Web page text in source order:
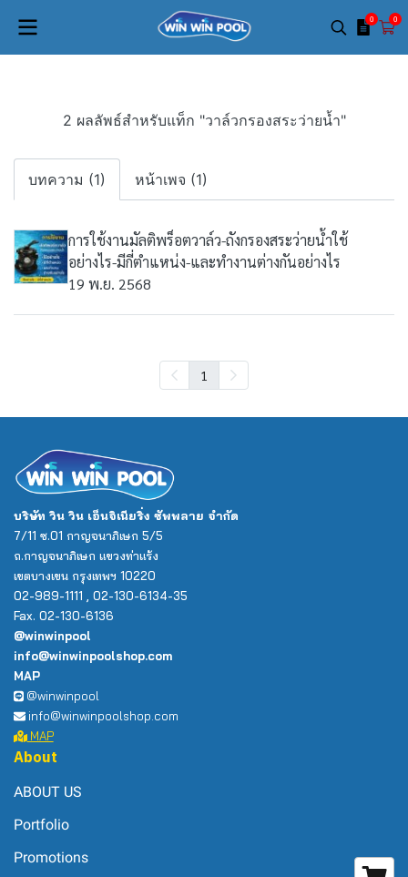
0 0
2 ผลลัพธ์สำหรับแท็ก "วาล์วกรองสระว่ายน้ำ"
บทความ (1) หน้าเพจ (1)
การใช้งานมัลติพร็อตวาล์ว-ถังกรองสระว่ายน้ำใช้
อย่างไร-มีกี่ตำแหน่ง-และทำงานต่างกันอย่างไร
19 พ.ย. 2568
1
บริษัท วิน วิน เอ็นจิเนียริ่ง ซัพพลาย จำกัด
7/11 ซ.01 กาญจนาภิเษก 5/5
ถ.กาญจนาภิเษก แขวงท่าแร้ง
เขตบางเขน กรุงเทพฯ 10220
02-989-1111 , 02-130-6134-35
Fax. 02-130-6136
@winwinpool
info@winwinpoolshop.com
MAP
@winwinpool
info@winwinpoolshop.com
MAP
About
ABOUT US
Portfolio
Promotions